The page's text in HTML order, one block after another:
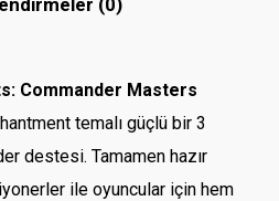
(0)
Commander Masters
temalı güçlü bir 3
destesi. Tamamen hazır
ile oyuncular için hem